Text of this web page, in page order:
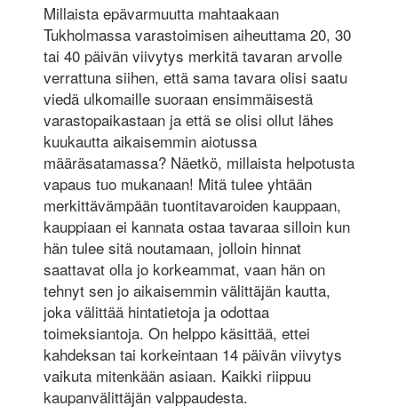
Millaista epävarmuutta mahtaakaan
Tukholmassa varastoimisen aiheuttama 20, 30
tai 40 päivän viivytys merkitä tavaran arvolle
verrattuna siihen, että sama tavara olisi saatu
viedä ulkomaille suoraan ensimmäisestä
varastopaikastaan ja että se olisi ollut lähes
kuukautta aikaisemmin aiotussa
määräsatamassa? Näetkö, millaista helpotusta
vapaus tuo mukanaan! Mitä tulee yhtään
merkittävämpään tuontitavaroiden kauppaan,
kauppiaan ei kannata ostaa tavaraa silloin kun
hän tulee sitä noutamaan, jolloin hinnat
saattavat olla jo korkeammat, vaan hän on
tehnyt sen jo aikaisemmin välittäjän kautta,
joka välittää hintatietoja ja odottaa
toimeksiantoja. On helppo käsittää, ettei
kahdeksan tai korkeintaan 14 päivän viivytys
vaikuta mitenkään asiaan. Kaikki riippuu
kaupanvälittäjän valppaudesta.